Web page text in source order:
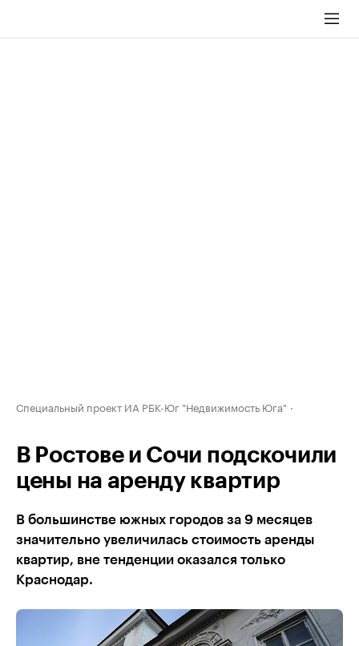
Специальный проект ИА РБК-Юг "Недвижимость Юга"
В Ростове и Сочи подскочили
цены на аренду квартир
В большинстве южных городов за 9 месяцев
значительно увеличилась стоимость аренды
квартир, вне тенденции оказался только
Краснодар.